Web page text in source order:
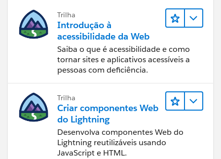
Trilha
Introdução à
acessibilidade da Web
Saiba o que é acessibilidade e como
tornar sites e aplicativos acessíveis a
pessoas com deficiência.
Trilha
Criar componentes Web
do Lightning
Desenvolva componentes Web do
Lightning reutilizáveis usando
JavaScript e HTML.